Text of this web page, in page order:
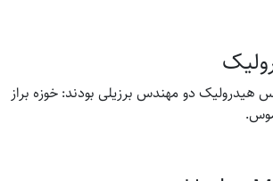
هیدرولیک دو مهندس برزیلی بودند: خوزه براز